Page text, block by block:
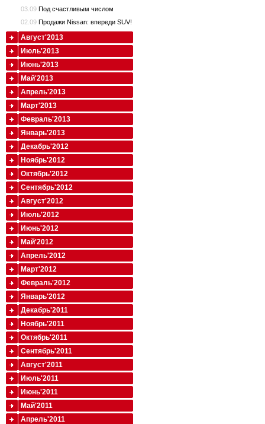
03.09 Под счастливым числом
02.09 Продажи Nissan: впереди SUV!
Август'2013
Июль'2013
Июнь'2013
Май'2013
Апрель'2013
Март'2013
Февраль'2013
Январь'2013
Декабрь'2012
Ноябрь'2012
Октябрь'2012
Сентябрь'2012
Август'2012
Июль'2012
Июнь'2012
Май'2012
Апрель'2012
Март'2012
Февраль'2012
Январь'2012
Декабрь'2011
Ноябрь'2011
Октябрь'2011
Сентябрь'2011
Август'2011
Июль'2011
Июнь'2011
Май'2011
Апрель'2011